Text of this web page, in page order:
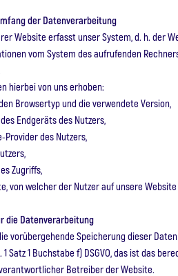
der Datenverarbeitung
Website erfasst unser System, d. h. der
vom System des aufrufenden
hierbei von uns erhoben:
Browsertyp und die verwendete Version,
Endgeräts des Nutzers,
des Nutzers,
Zugriffs,
von welcher der Nutzer auf unsere
die Datenverarbeitung
vorübergehende Speicherung dieser
Satz 1 Buchstabe f) DSGVO, das ist das
Betreiber der Website.